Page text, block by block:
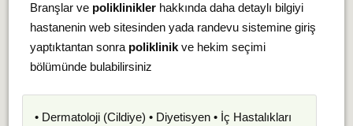
Branşlar ve polikliniklerhakkında daha detaylı bilgiyi
hastanenin web sitesinden yada randevu sistemine giriş
yaptıktantan sonra poliklinikve hekim seçimi
bölümünde bulabilirsiniz
• Dermatoloji (Cildiye) • Diyetisyen • İç Hastalıkları